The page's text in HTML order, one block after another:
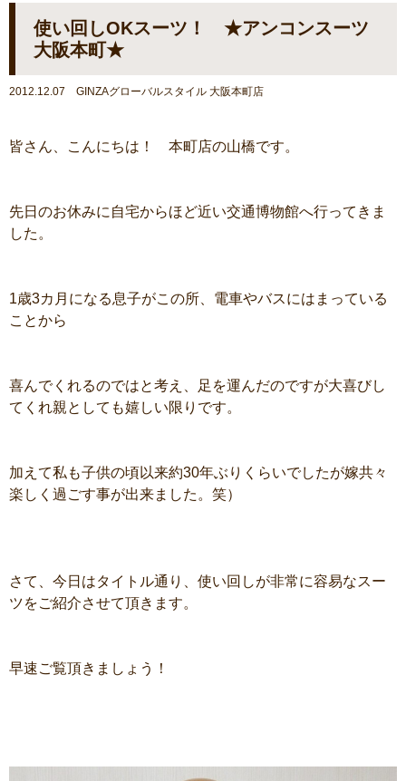
使い回しOKスーツ！ ★アンコンスーツ
大阪本町★
2012.12.07 GINZAグローバルスタイル 大阪本町店
皆さん、こんにちは！ 本町店の山橋です。
先日のお休みに自宅からほど近い交通博物館へ行ってきま
した。
1歳3カ月になる息子がこの所、電車やバスにはまっている
ことから
喜んでくれるのではと考え、足を運んだのですが大喜びし
てくれ親としても嬉しい限りです。
加えて私も子供の頃以来約30年ぶりくらいでしたが嫁共々
楽しく過ごす事が出来ました。笑）
さて、今日はタイトル通り、使い回しが非常に容易なスー
ツをご紹介させて頂きます。
早速ご覧頂きましょう！